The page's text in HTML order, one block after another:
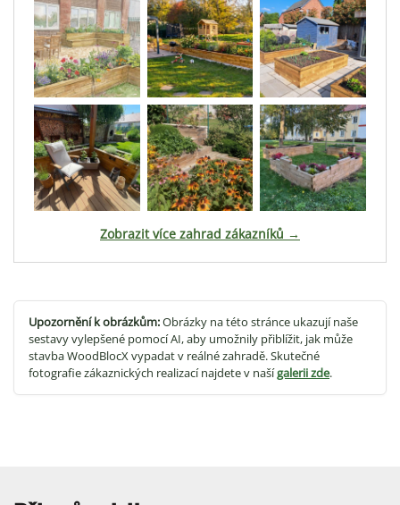
Zobrazit více zahrad zákazníků →
Upozornění k obrázkům:Obrázky na této stránce ukazují naše
sestavy vylepšené pomocí AI, aby umožnily přiblížit, jak může
stavba WoodBlocX vypadat v reálné zahradě. Skutečné
fotografie zákaznických realizací najdete v našígalerii zde.